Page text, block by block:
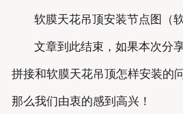
软膜天花吊顶安装节点图（
文章到此结束，如果本次分
拼接和软膜天花吊顶怎样安装的
那么我们由衷的感到高兴！